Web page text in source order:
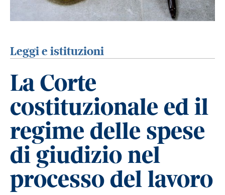
Leggi e istituzioni
La Corte
costituzionale ed il
regime delle spese
di giudizio nel
processo del lavoro